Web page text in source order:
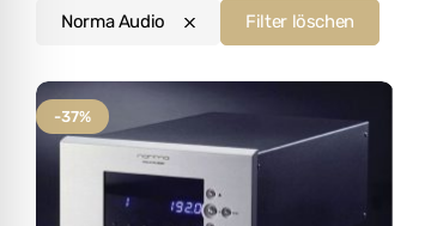
Norma Audio
Filter löschen
-37%
sicherer Modus